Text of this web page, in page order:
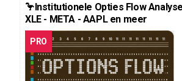
🦩Institutionele Opties Flow
XLE - META - AAPL en meer
PRO